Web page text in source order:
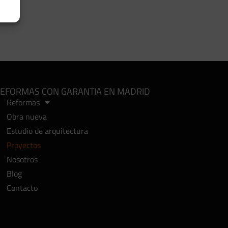
CON GARANTIA EN MADRID
Reformas
Obra nueva
Estudio de arquitectura
Proyectos
Nosotros
Blog
Contacto